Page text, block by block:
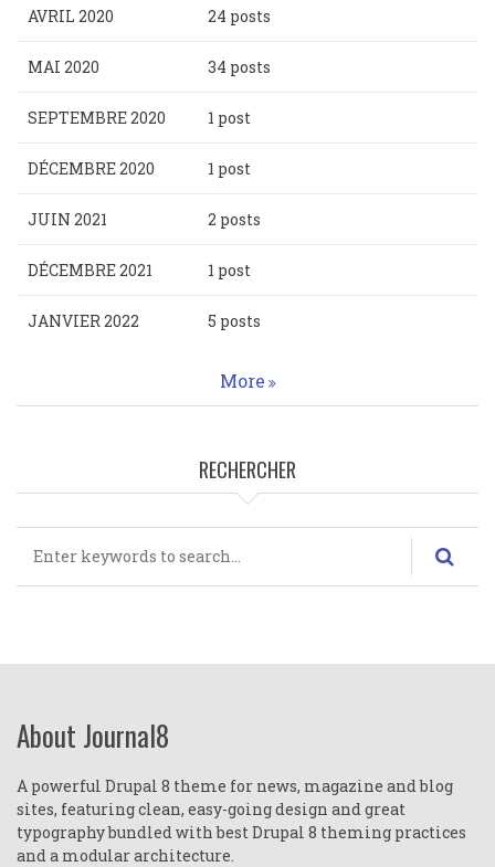
AVRIL 2020 24 posts
MAI 2020 34 posts
SEPTEMBRE 2020 1 post
DÉCEMBRE 2020 1 post
JUIN 2021 2 posts
DÉCEMBRE 2021 1 post
JANVIER 2022 5 posts
More
RECHERCHER
About Journal8
A powerful Drupal 8 theme for news, magazine and blog
sites, featuring clean, easy-going design and great
typography bundled with best Drupal 8 theming practices
and a modular architecture.